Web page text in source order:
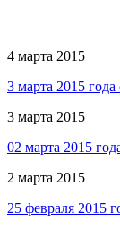
4 марта 2015
3 марта 2015
3 марта 2015
02 марта 2015
2 марта 2015
25 февраля 2015